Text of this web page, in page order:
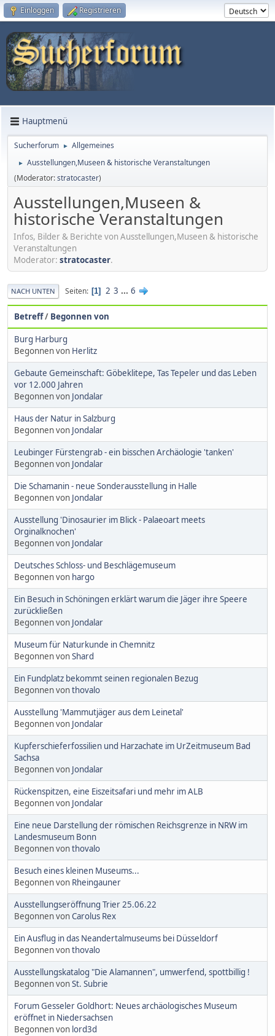
Einloggen Registrieren
Hauptmenü
Sucherforum ► Allgemeines
►
Ausstellungen,Museen & historische Veranstaltungen
(Moderator:stratocaster)
Ausstellungen,Museen &
historische Veranstaltungen
Infos, Bilder & Berichte von Ausstellungen,Museen & historische
Veranstaltungen
Moderator: stratocaster.
NACH UNTEN Seiten 1 2 3 ... 6
Betreff/ Begonnen von
Burg Harburg
Begonnen von Herlitz
Gebaute Gemeinschaft: Göbeklitepe, Tas Tepeler und das Leben
vor 12.000 Jahren
Begonnen von Jondalar
Haus der Natur in Salzburg
Begonnen von Jondalar
Leubinger Fürstengrab - ein bisschen Archäologie 'tanken'
Begonnen von Jondalar
Die Schamanin - neue Sonderausstellung in Halle
Begonnen von Jondalar
Ausstellung 'Dinosaurier im Blick - Palaeoart meets
Orginalknochen'
Begonnen von Jondalar
Deutsches Schloss- und Beschlägemuseum
Begonnen von hargo
Ein Besuch in Schöningen erklärt warum die Jäger ihre Speere
zurückließen
Begonnen von Jondalar
Museum für Naturkunde in Chemnitz
Begonnen vonShard
Ein Fundplatz bekommt seinen regionalen Bezug
Begonnen vonthovalo
Ausstellung 'Mammutjäger aus dem Leinetal'
Begonnen von Jondalar
Kupferschieferfossilien und Harzachate im UrZeitmuseum Bad
Sachsa
Begonnen von Jondalar
Rückenspitzen, eine Eiszeitsafari und mehr im ALB
Begonnen von Jondalar
Eine neue Darstellung der römischen Reichsgrenze in NRW im
Landesmuseum Bonn
Begonnen vonthovalo
Besuch eines kleinen Museums...
Begonnen von Rheingauner
Ausstellungseröffnung Trier 25.06.22
Begonnen vonCarolus Rex
Ein Ausflug in das Neandertalmuseums bei Düsseldorf
Begonnen vonthovalo
Ausstellungskatalog "Die Alamannen", umwerfend, spottbillig !
Begonnen vonSt. Subrie
Forum Gesseler Goldhort: Neues archäologisches Museum
eröffnet in Niedersachsen
Begonnen von lord3d